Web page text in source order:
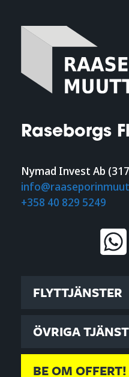
Raseborgs
Nymad Invest Ab
+358 40 829 5249
FLYTTJÄNSTER
ÖVRIGA
BE OM OFFERT!